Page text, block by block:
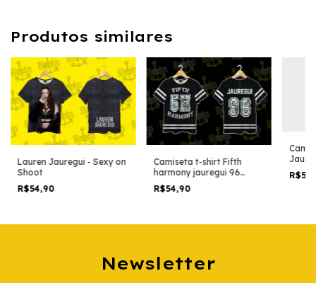
Produtos similares
Lauren Jauregui - Sexy on
Shoot
R$54,90
Camiseta t-shirt Fifth
harmony jauregui 96
black version
R$54,90
Newsletter